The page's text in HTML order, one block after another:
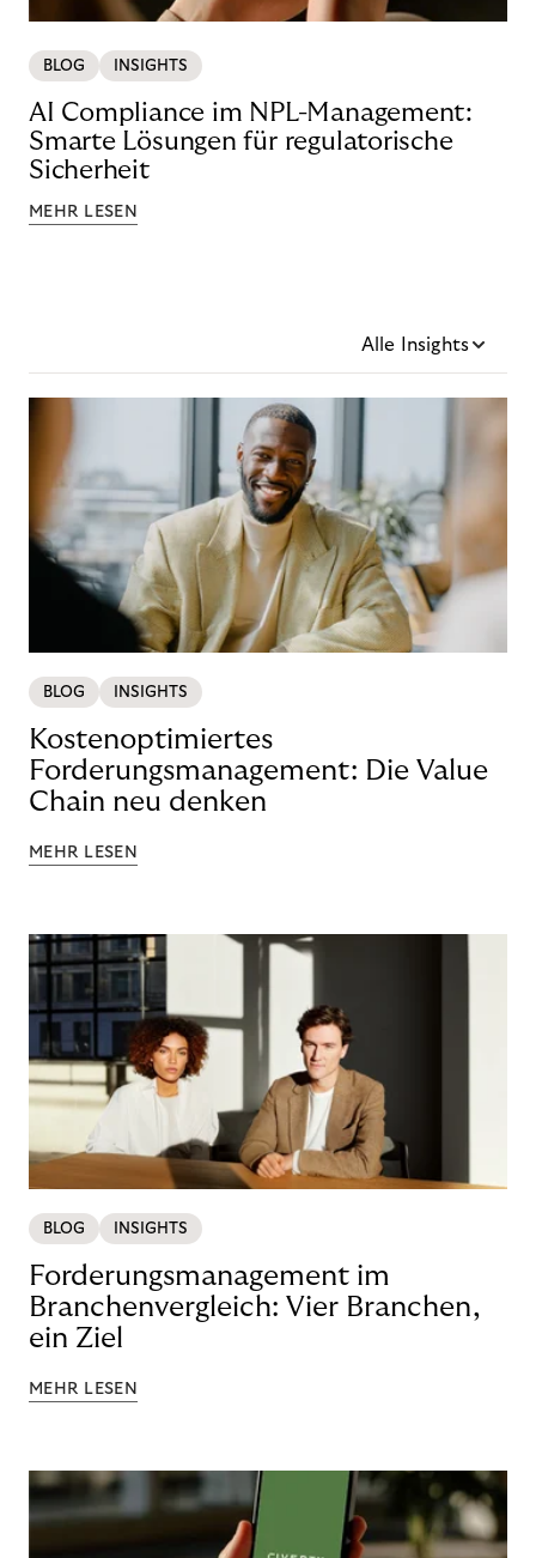
BLOG INSIGHTS
AI Compliance im NPL-Management:
Smarte Lösungen für regulatorische
Sicherheit
MEHR LESEN
Alle Insights
BLOG INSIGHTS
Kostenoptimiertes
Forderungsmanagement: Die Value
Chain neu denken
MEHR LESEN
BLOG INSIGHTS
Forderungsmanagement im
Branchenvergleich: Vier Branchen,
ein Ziel
MEHR LESEN